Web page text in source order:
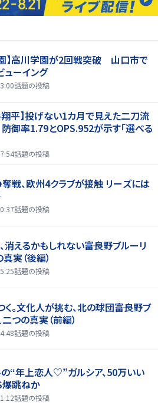
】高川学園が2回戦突破 山口市で
ューイング
話題の投稿
平】投げない1カ月で見えた二刀流
御率1.79とOPS.952が示す「選べる
話題の投稿
戦、欧州4クラブが接触 リーズには
話題の投稿
消えるかもしれない――富良野ブルーリ
実（後編）
話題の投稿
く。文化人が挑む、北の球団――富良野ブ
つの真実（前編）
話題の投稿
“年上恋人♡”ガルシア、50万いい
跳ねか
話題の投稿